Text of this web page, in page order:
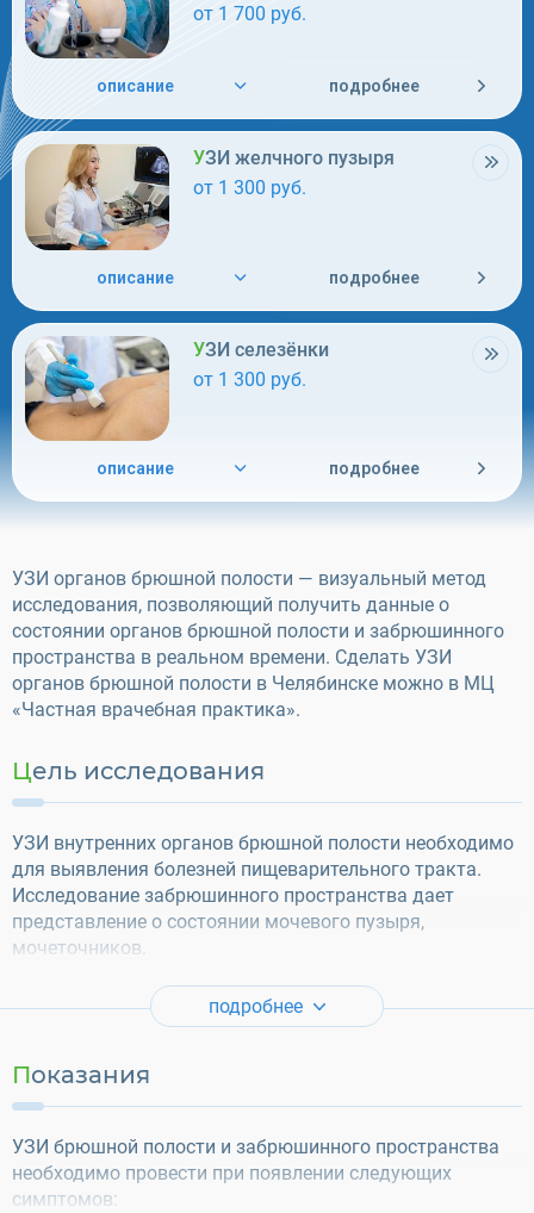
от 1 700 руб.
описание подробнее
УЗИ желчного пузыря
от 1 300 руб.
описание подробнее
УЗИ селезёнки
от 1 300 руб.
описание подробнее
УЗИ органов брюшной полости — визуальный метод
исследования, позволяющий получить данные о
состоянии органов брюшной полости и забрюшинного
пространства в реальном времени. Сделать УЗИ
органов брюшной полости в Челябинске можно в МЦ
«Частная врачебная практика».
Цель исследования
УЗИ внутренних органов брюшной полости необходимо
для выявления болезней пищеварительного тракта.
Исследование забрюшинного пространства дает
представление о состоянии мочевого пузыря,
мочеточников.
подробнее
Показания
УЗИ брюшной полости и забрюшинного пространства
необходимо провести при появлении следующих
симптомов: